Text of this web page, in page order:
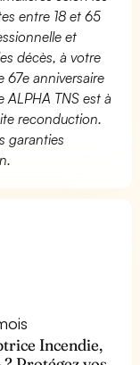
entre 18 et 65
et
décès, à votre
67e anniversaire
ALPHA TNS est à
reconduction.
garanties
Incendie,